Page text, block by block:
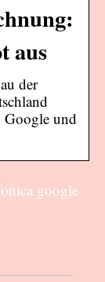
aus
der
Google und
google